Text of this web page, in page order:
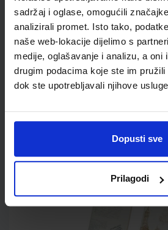
sadržaj i oglase, omogućili
analizirali promet. Isto tako,
naše web-lokacije dijelimo s
medije, oglašavanje i analizu, a oni
drugim podacima koje ste im
dok ste upotrebljavali njihove
Dopusti sve
Prilagodi
Torbe
lista,
Bilježnica
cm,tvrdi uvez,